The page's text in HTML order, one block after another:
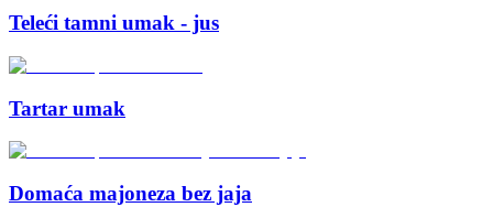
Teleći tamni umak - jus
Tartar umak
Domaća majoneza bez jaja